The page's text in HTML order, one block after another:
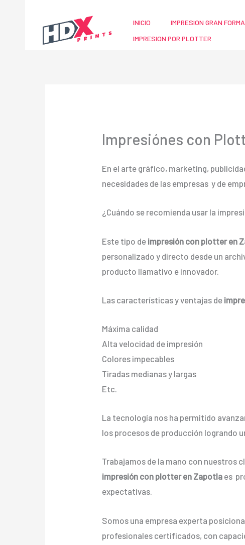
contenido
INICIO IMPRESION GRAN
IMPRESION POR PLOTTER
Impresiónes con
En el arte gráfico, marketing,
necesidades de las empresas y de
¿Cuándo se recomienda usar la
Este tipo de impresión con plotter en
personalizado y directo desde un
producto llamativo e innovador.
Las características y ventajas de
Máxima calidad
Alta velocidad de impresión
Colores impecables
Tiradas medianas y largas
Etc.
La tecnología nos ha permitido
los procesos de producción logrando
Trabajamos de la mano con nuestros
impresión con plotter en Zapotla es
expectativas.
Somos una empresa experta
profesionales certificados, con